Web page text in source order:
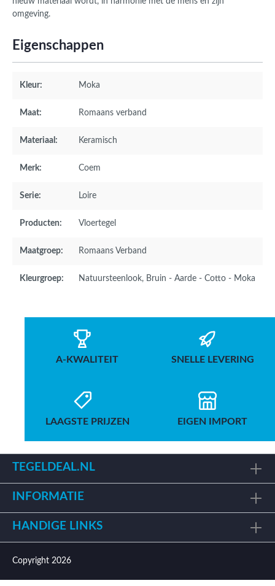
omgeving.
Eigenschappen
Kleur: Moka
Maat: Romaans verband
Materiaal: Keramisch
Merk: Coem
Serie: Loire
Producten: Vloertegel
Maatgroep: Romaans Verband
Kleurgroep: Natuursteenlook, Bruin - Aarde - Cotto - Moka
A-KWALITEIT SNELLE LEVERING
LAAGSTE PRIJZEN EIGEN IMPORT
TEGELDEAL.NL
INFORMATIE
HANDIGE LINKS
Copyright 2026